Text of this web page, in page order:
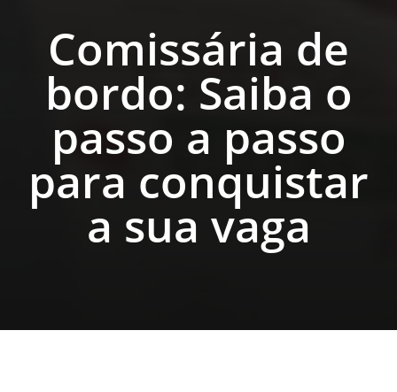
Comissária de
bordo: Saiba o
passo a passo
para conquistar
a sua vaga